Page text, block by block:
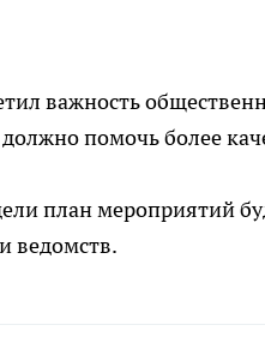
важность
помочь более
план мероприятий
ведомств.